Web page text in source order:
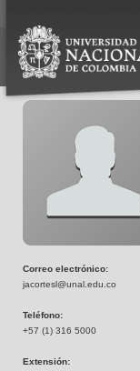
Correo electrónico:
jacortesl@unal.edu.co
Teléfono:
+57 (1) 316 5000
Extensión: